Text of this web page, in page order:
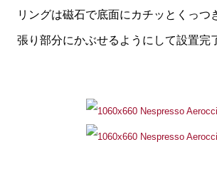
リングは磁石で底面にカチッとくっつ
張り部分にかぶせるようにして設置完